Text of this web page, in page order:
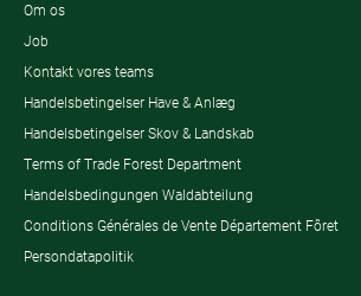
Om os
Job
Kontakt vores teams
Handelsbetingelser Have & Anlæg
Handelsbetingelser Skov & Landskab
Terms of Trade Forest Department
Handelsbedingungen Waldabteilung
Conditions Générales de Vente Département Fôret
Persondatapolitik